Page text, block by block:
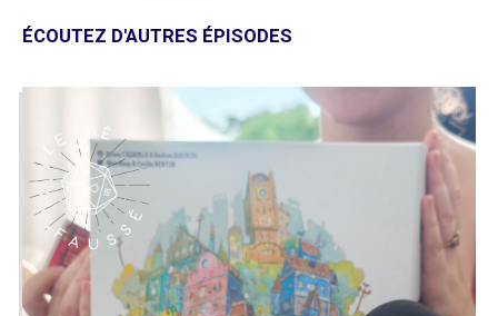
Édité par Asmodee
Présenté parAlex&Zephiriel
Twitter |@ledefausse
Instagram | Le Loufoque|Le Dé Faussé
Facebook |Le Loufoque|Le Dé Faussé
ÉCOUTEZ D'AUTRES ÉPISODES